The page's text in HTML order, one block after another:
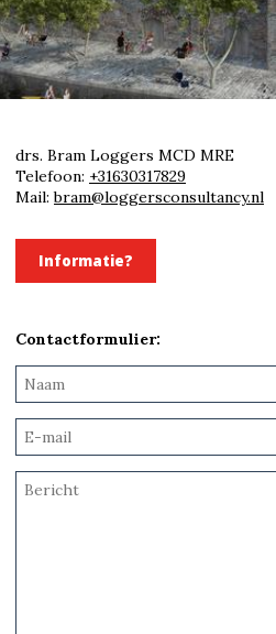
drs. Bram Loggers MCD MRE
Telefoon: +31630317829
Mail:bram@loggersconsultancy.nl
Informatie?
Contactformulier: